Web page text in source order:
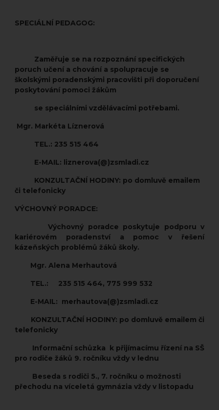
SPECIÁLNÍ PEDAGOG:
Zaměřuje se na rozpoznání specifických
poruch učení a chování a spolupracuje se
školskými poradenskými pracovišti při doporučení
poskytování pomoci žákům
se speciálními vzdělávacími potřebami.
Mgr. Markéta Líznerová
TEL.: 235 515 464
E-MAIL: liznerova(@)zsmladi.cz
KONZULTAČNÍ HODINY: po domluvě emailem
či telefonicky
VÝCHOVNÝ PORADCE:
Výchovný poradce poskytuje podporu v
kariérovém poradenství a pomoc v řešení
kázeňských problémů žáků školy.
Mgr. Alena Merhautová
TEL.: 235 515 464, 775 999 532
E-MAIL: merhautova(@)zsmladi.cz
KONZULTAČNÍ HODINY: po domluvě emailem či
telefonicky
Informační schůzka k přijímacímu řízení na SŠ
pro rodiče žáků 9. ročníku vždy v lednu
Beseda s rodiči 5., 7. ročníku o možnosti
přechodu na víceletá gymnázia vždy v listopadu